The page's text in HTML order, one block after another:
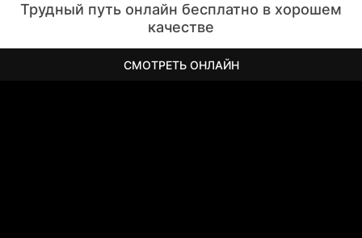
Трудный путь онлайн бесплатно в хорошем
качестве
СМОТРЕТЬ ОНЛАЙН